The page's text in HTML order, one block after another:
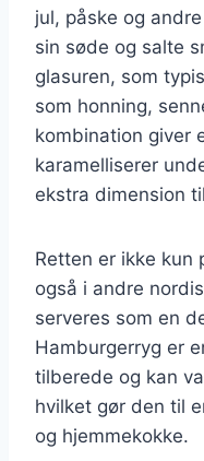
jul, påske og
sin søde og salte
glasuren, som
som honning,
kombination giver
karamelliserer
ekstra dimension
Retten er ikke kun
også i andre
serveres som en
Hamburgerryg er
tilberede og kan
hvilket gør den til
og hjemmekokke.